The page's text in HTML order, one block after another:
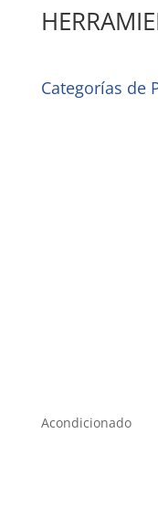
Categorías de
Acondicionado